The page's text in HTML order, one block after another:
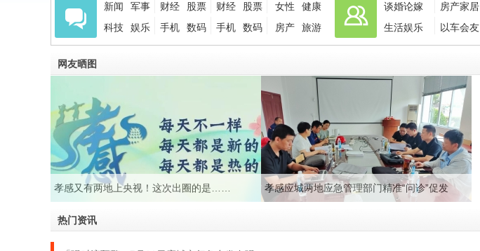
新闻 军事 财经 股票 财经 股票 女性
健康
科技
娱乐 手机 数码 手机 数码 房产 旅游
谈婚论嫁 房产家居
生活娱乐
以车会友
网友晒图
孝感又有两地上央视！这次出圈的是…… 孝感应城两地应急管理部门精准“问诊”促发
热门资讯